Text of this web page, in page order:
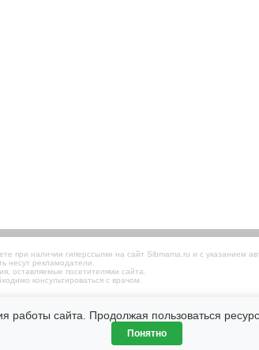
при наличии гиперссылки на сайт Sibmama.ru и с указанием
несут рекламодатели.
оставляемые посетителями сайта.
консультироваться с врачом.
сайта. Продолжая пользоваться
Понятно